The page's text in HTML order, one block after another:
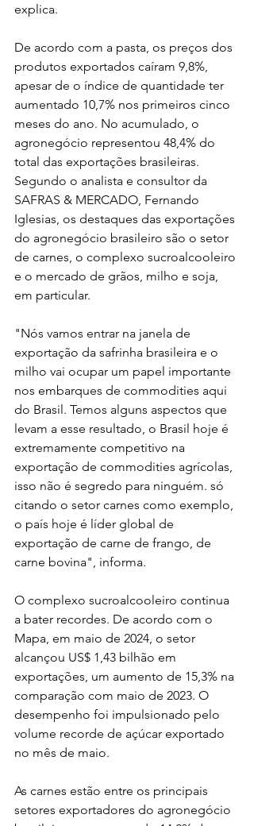
explica.
De acordo com a pasta, os preços dos
produtos exportados caíram 9,8%,
apesar de o índice de quantidade ter
aumentado 10,7% nos primeiros cinco
meses do ano. No acumulado, o
agronegócio representou 48,4% do
total das exportações brasileiras.
Segundo o analista e consultor da
SAFRAS & MERCADO, Fernando
Iglesias, os destaques das exportações
do agronegócio brasileiro são o setor
de carnes, o complexo sucroalcooleiro
e o mercado de grãos, milho e soja,
em particular.
"Nós vamos entrar na janela de
exportação da safrinha brasileira e o
milho vai ocupar um papel importante
nos embarques de commodities aqui
do Brasil. Temos alguns aspectos que
levam a esse resultado, o Brasil hoje é
extremamente competitivo na
exportação de commodities agrícolas,
isso não é segredo para ninguém. só
citando o setor carnes como exemplo,
o país hoje é líder global de
exportação de carne de frango, de
carne bovina", informa.
O complexo sucroalcooleiro continua
a bater recordes. De acordo com o
Mapa, em maio de 2024, o setor
alcançou US$ 1,43 bilhão em
exportações, um aumento de 15,3% na
comparação com maio de 2023. O
desempenho foi impulsionado pelo
volume recorde de açúcar exportado
no mês de maio.
As carnes estão entre os principais
setores exportadores do agronegócio